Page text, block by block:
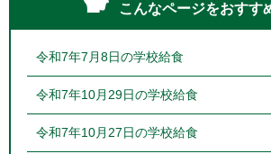
こんなページをおすす
令和7年7月8日の学校給食
令和7年10月29日の学校給食
令和7年10月27日の学校給食